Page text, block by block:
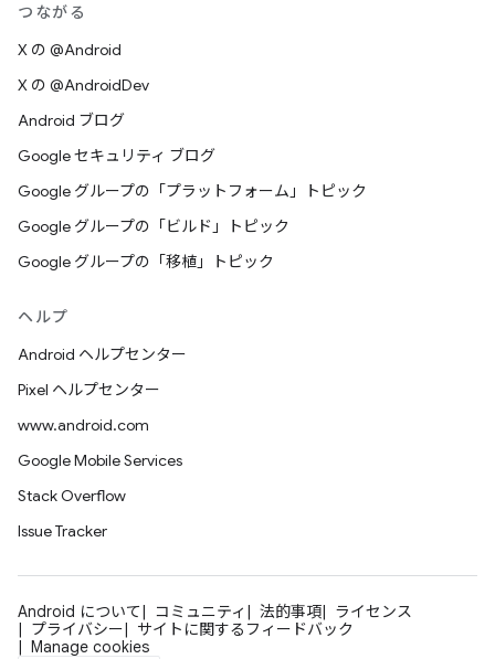
つながる
X の @Android
X の @AndroidDev
Android ブログ
Google セキュリティ ブログ
Google グループの「プラットフォーム」トピック
Google グループの「ビルド」トピック
Google グループの「移植」トピック
ヘルプ
Android ヘルプセンター
Pixel ヘルプセンター
www.android.com
Google Mobile Services
Stack Overflow
Issue Tracker
Android について コミュニティ 法的事項
ライセンス
プライバシー
サイトに関するフィードバック
Manage cookies